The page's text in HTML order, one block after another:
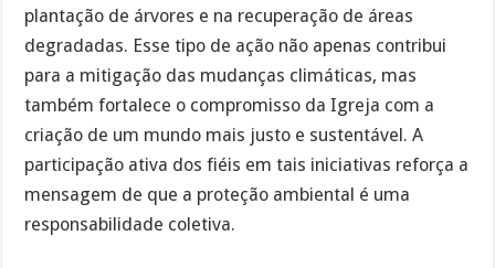
plantação de árvores e na recuperação de áreas
degradadas. Esse tipo de ação não apenas contribui
para a mitigação das mudanças climáticas, mas
também fortalece o compromisso da Igreja com a
criação de um mundo mais justo e sustentável. A
participação ativa dos fiéis em tais iniciativas reforça a
mensagem de que a proteção ambiental é uma
responsabilidade coletiva.